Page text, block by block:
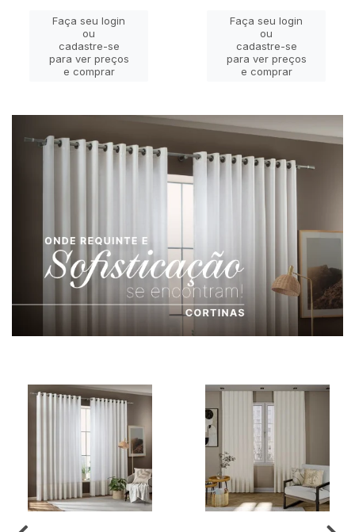
Faça seu login
ou
cadastre-se
para ver preços
e comprar
Faça seu login
ou
cadastre-se
para ver preços
e comprar